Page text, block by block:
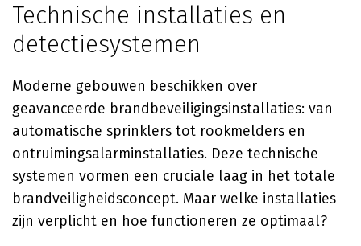
Technische installaties en
detectiesystemen
Moderne gebouwen beschikken over
geavanceerde brandbeveiligingsinstallaties: van
automatische sprinklers tot rookmelders en
ontruimingsalarminstallaties. Deze technische
systemen vormen een cruciale laag in het totale
brandveiligheidsconcept. Maar welke installaties
zijn verplicht en hoe functioneren ze optimaal?